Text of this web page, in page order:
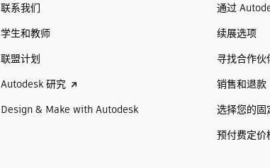
联系我们
学生和教师
联盟计划
Autodesk 研究
Design & Make with Autodesk
通过
续展选项
寻找合作伙
销售和退款
选择您的固
预付费定价